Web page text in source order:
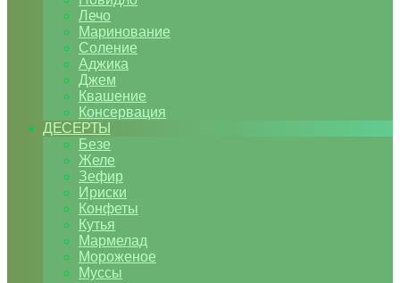
Лечо
Маринование
Соление
Аджика
Джем
Квашение
Консервация
ДЕСЕРТЫ
Безе
Желе
Зефир
Ириски
Конфеты
Кутья
Мармелад
Мороженое
Муссы